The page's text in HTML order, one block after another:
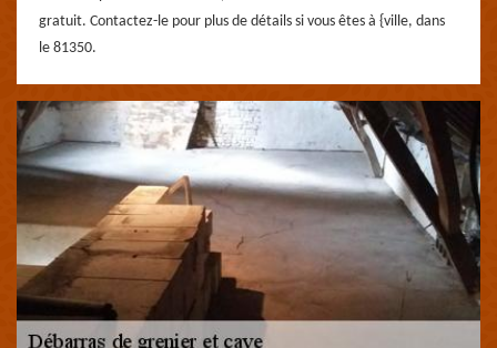
gratuit. Contactez-le pour plus de détails si vous êtes à {ville, dans
le 81350.